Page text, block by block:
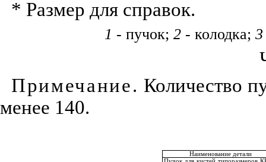
* Размер для справок.
1 - пучок; 2- колодка; 3
Примечание. Количество
менее 140.
Наименование детали